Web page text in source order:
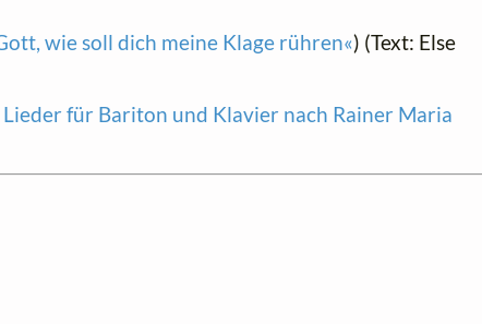
wie soll dich meine Klage rühren«) (Text: Else
Lieder für Bariton und Klavier nach Rainer Maria